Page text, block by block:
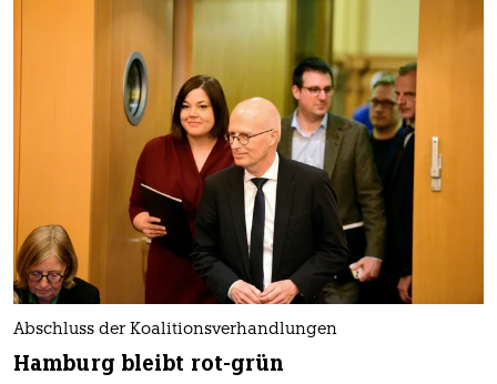
Abschluss der Koalitionsverhandlungen
Hamburg bleibt rot-grün